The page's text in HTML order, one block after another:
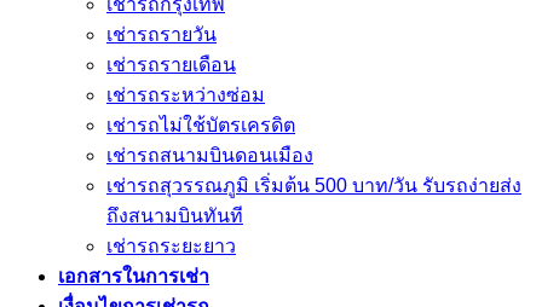
เช่ารถรายวัน
เช่ารถรายเดือน
เช่ารถระหว่างซ่อม
เช่ารถไม่ใช้บัตรเครดิต
เช่ารถสนามบินดอนเมือง
เช่ารถสุวรรณภูมิ เริ่มต้น 500 บาท/วัน รับรถง่ายส่ง
ถึงสนามบินทันที
เช่ารถระยะยาว
เอกสารในการเช่า